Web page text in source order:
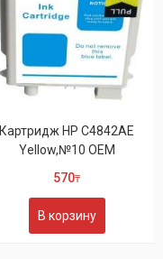
Картридж HP C4842AE
Yellow,№10 OEM
570₸
В корзину